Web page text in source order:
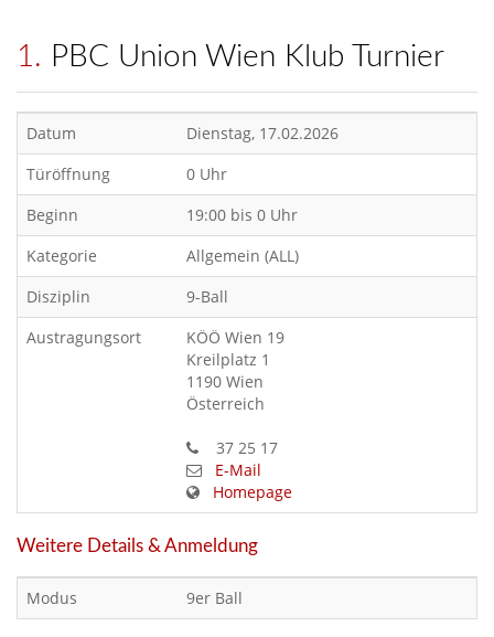
1. PBC Union Wien Klub Turnier
Datum
Dienstag, 17.02.2026
Türöffnung
0 Uhr
Beginn
19:00 bis 0 Uhr
Kategorie
Allgemein (ALL)
Disziplin
9-Ball
Austragungsort
KÖÖ Wien 19
Kreilplatz 1
1190 Wien
Österreich
37 25 17
E-Mail
Homepage
Weitere Details & Anmeldung
Modus 9er Ball